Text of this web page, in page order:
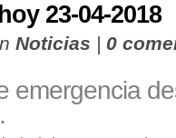
23-04-2018
Noticias | 0
emergencia